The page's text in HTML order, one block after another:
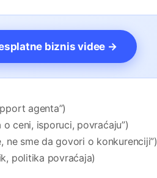
biznis videe →
agenta”)
ceni, isporuci, povraćaju”)
ne sme da govori o konkurenciji”)
politika povraćaja)